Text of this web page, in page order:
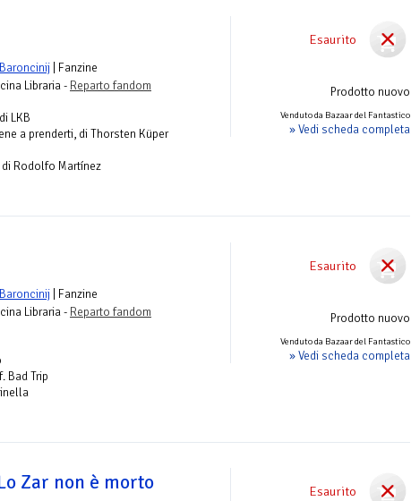
Esaurito
Prodotto nuovo
Venduto da Bazaar del Fantastico
» Vedi scheda completa
| Fanzine
Libraria - Reparto fandom
LKB
a prenderti, di Thorsten Küper
Rodolfo Martínez
Esaurito
Prodotto nuovo
Venduto da Bazaar del Fantastico
» Vedi scheda completa
| Fanzine
Libraria - Reparto fandom
Bad Trip
Esaurito
Zar non è morto